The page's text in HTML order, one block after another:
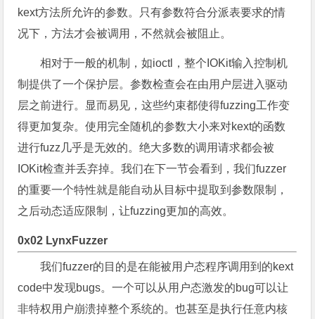
kext方法所允许的参数。只有参数符合分派表要求的情
况下，方法才会被调用，不然就会被阻止。
相对于一般的机制，如ioctl，整个IOKit输入控制机
制提供了一个保护层。参数检查会在由用户层进入驱动
层之前进行。显而易见，这些约束都使得fuzzing工作变
得更加复杂。使用完全随机的参数大小来对kext的函数
进行fuzz几乎是无效的。绝大多数的调用请求都会被
IOKit检查并丢弃掉。我们在下一节会看到，我们fuzzer
的重要一个特性就是能自动从目标中提取到参数限制，
之后动态适应限制，让fuzzing更加的高效。
0x02 LynxFuzzer
我们fuzzer的目的是在能被用户态程序调用到的kext
code中发现bugs。一个可以从用户态激发的bug可以让
非特权用户崩溃掉整个系统的。也甚至是执行任意内核